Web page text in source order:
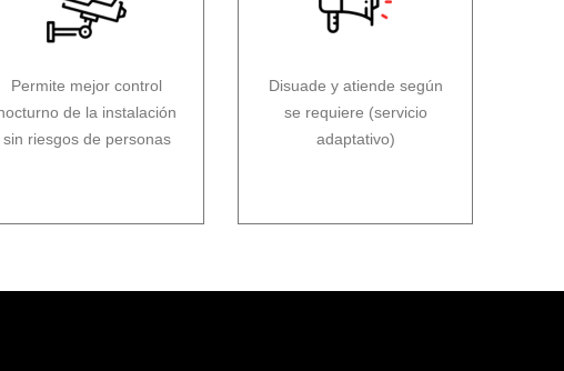
Permite mejor control
de la instalación
sin riesgos de personas
Disuade y atiende según
se requiere (servicio
adaptativo)